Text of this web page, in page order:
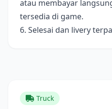
atau membayar
tersedia di game.
6. Selesai dan livery
Truck